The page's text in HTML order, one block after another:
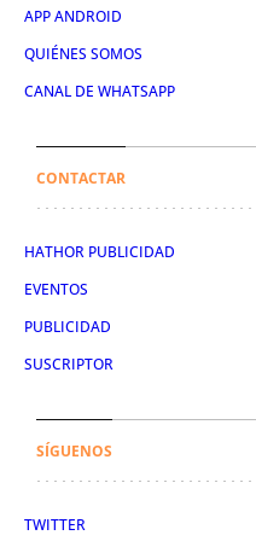
APP ANDROID
QUIÉNES SOMOS
CANAL DE WHATSAPP
CONTACTAR
HATHOR PUBLICIDAD
EVENTOS
PUBLICIDAD
SUSCRIPTOR
SÍGUENOS
TWITTER